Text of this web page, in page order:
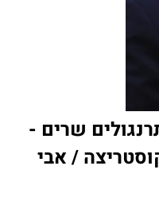
שרים -
/ אבי